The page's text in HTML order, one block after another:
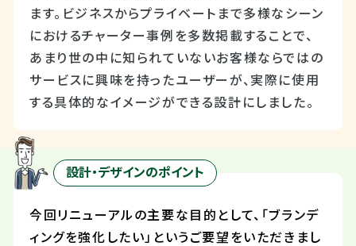
ます。ビジネスからプライベートまで多様なシーン
におけるチャーター事例を多数掲載することで、
あまり世の中に知られていないお客様ならではの
サービスに興味を持ったユーザーが、実際に使用
する具体的なイメージができる設計にしました。
設計・デザインのポイント
今回リニューアルの主要な目的として、「ブランデ
ィングを強化したい」というご要望をいただきまし